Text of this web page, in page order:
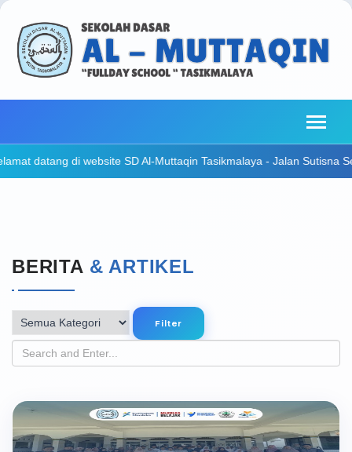
di website SD Al-Muttaqin Tasikmalaya - Jalan Sutisna Senjaya
BERITA & ARTIKEL